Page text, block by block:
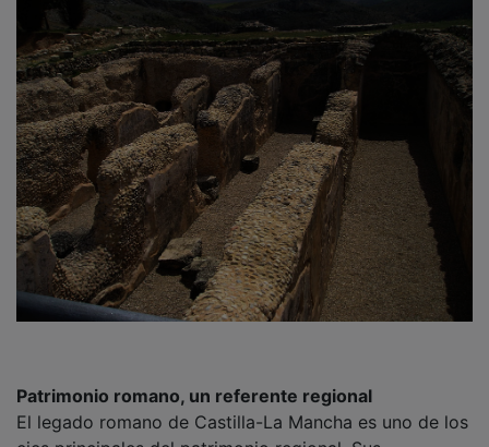
El legado romano de Castilla-La Mancha es uno de los
ejes principales del patrimonio regional. Sus